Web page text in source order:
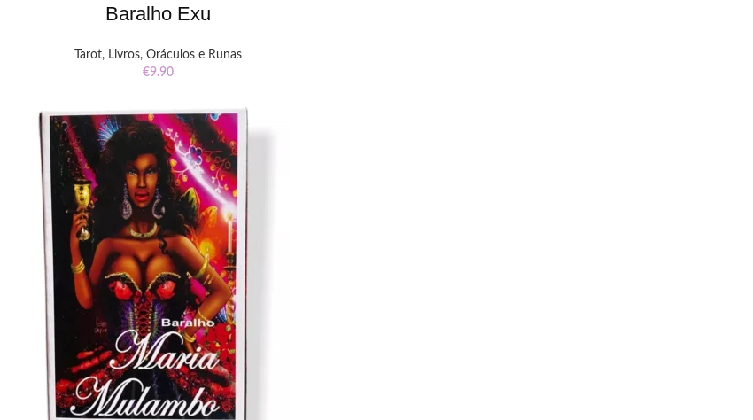
Baralho Exu
Tarot, Livros, Oráculos e Runas
€9.90